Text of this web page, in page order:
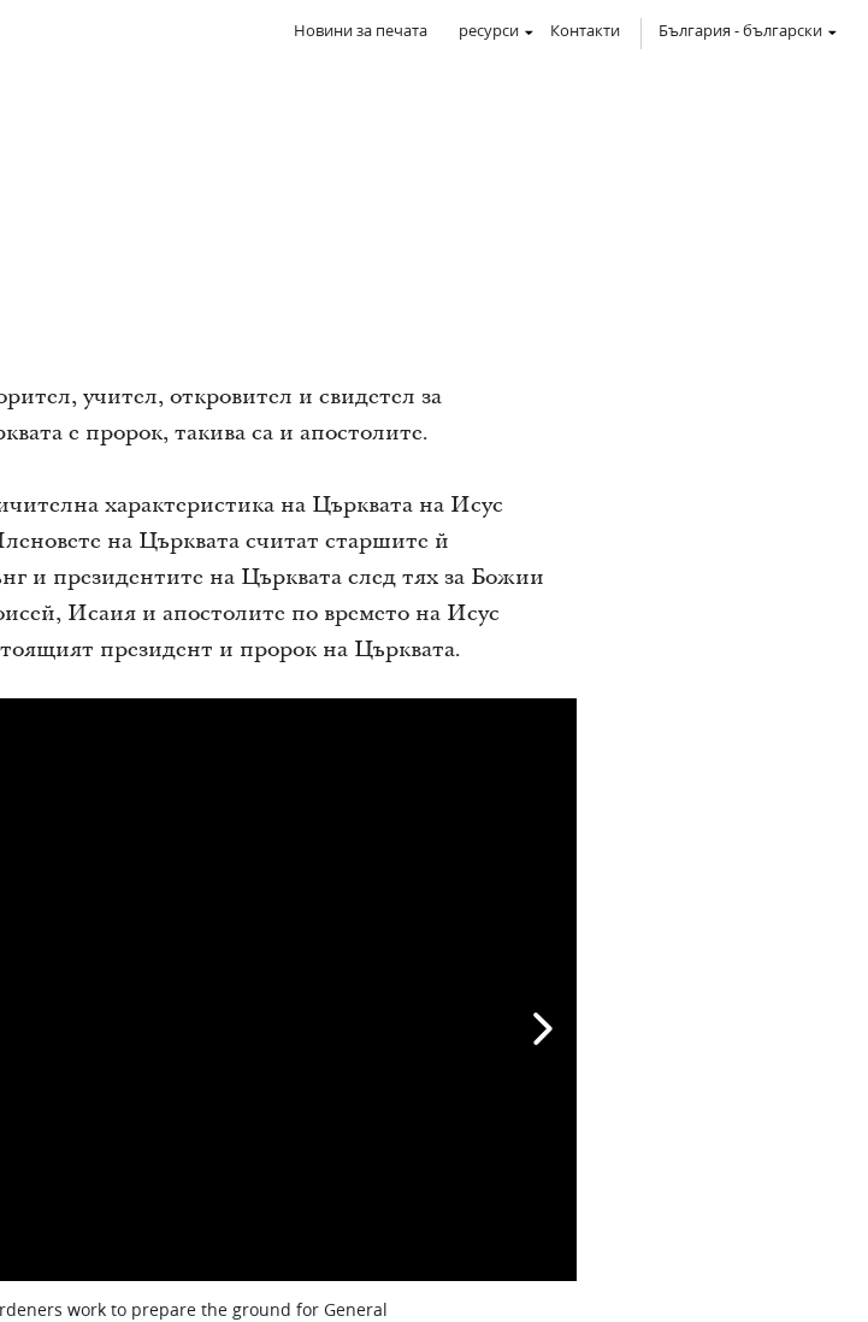
Новини за печата ресурси Контакти България -български
учител, откровител и свидетел за
е пророк, такива са и апостолите.
характеристика на Църквата на Исус
на Църквата считат старшите й
президентите на Църквата след тях за Божии
Исаия и апостолите по времето на Исус
президент и пророк на Църквата.
work to prepare the ground for General